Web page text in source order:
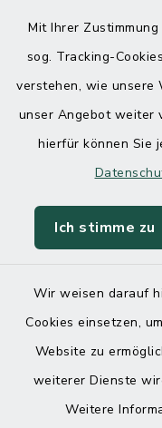
Mit Ihrer
sog. Tracking-
verstehen, wie unsere
unser Angebot weiter
hierfür können Sie
Ich stimme zu
Wir weisen darauf
Cookies einsetzen,
Website zu
weiterer Dienste
Weitere